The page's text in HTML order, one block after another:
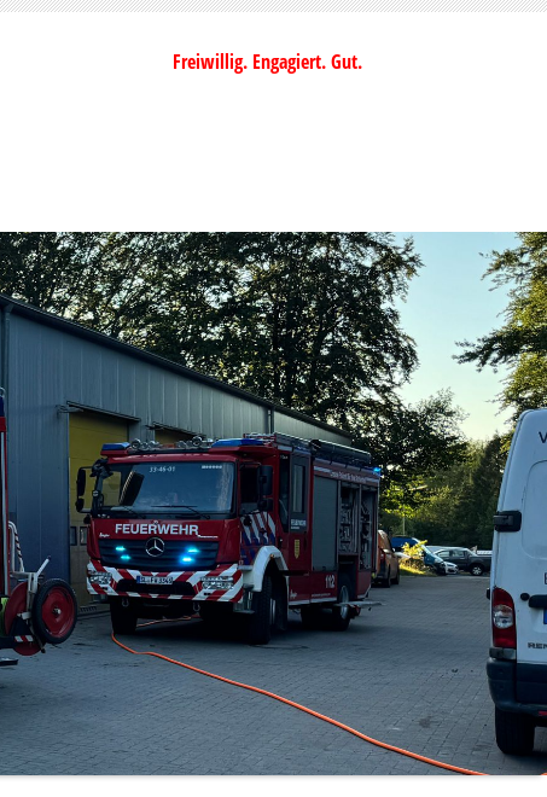
Freiwillig. Engagiert. Gut.